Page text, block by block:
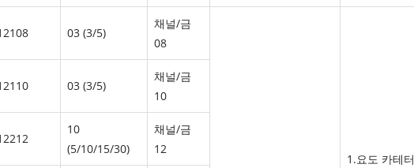
03 (3/5)
채널/금
08
1.요도 카테터
03 (3/5)
채널/금
10
10
(5/10/15/30)
채널/금
12